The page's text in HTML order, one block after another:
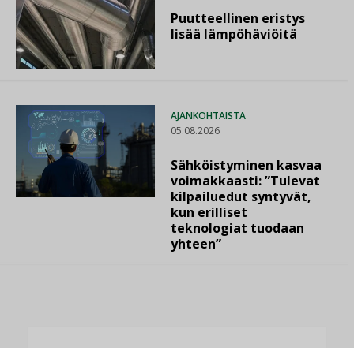
Puutteellinen eristys
lisää lämpöhäviöitä
AJANKOHTAISTA
05.08.2026
Sähköistyminen kasvaa
voimakkaasti: ”Tulevat
kilpailuedut syntyvät,
kun erilliset
teknologiat tuodaan
yhteen”